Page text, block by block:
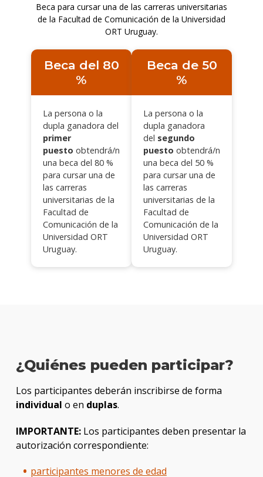
Beca para cursar una de las carreras universitarias
de la Facultad de Comunicación de la Universidad
ORT Uruguay.
Beca del 80
%
La persona o la
dupla ganadora del
primer
puesto obtendrá/n
una beca del 80 %
para cursar una de
las carreras
universitarias de la
Facultad de
Comunicación de la
Universidad ORT
Uruguay.
Beca de 50
%
La persona o la
dupla ganadora
del segundo
puesto obtendrá/n
una beca del 50 %
para cursar una de
las carreras
universitarias de la
Facultad de
Comunicación de la
Universidad ORT
Uruguay.
¿Quiénes pueden participar?
Los participantes deberán inscribirse de forma
individual o en duplas.
IMPORTANTE:Los participantes deben presentar la
autorización correspondiente:
participantes menores de edad